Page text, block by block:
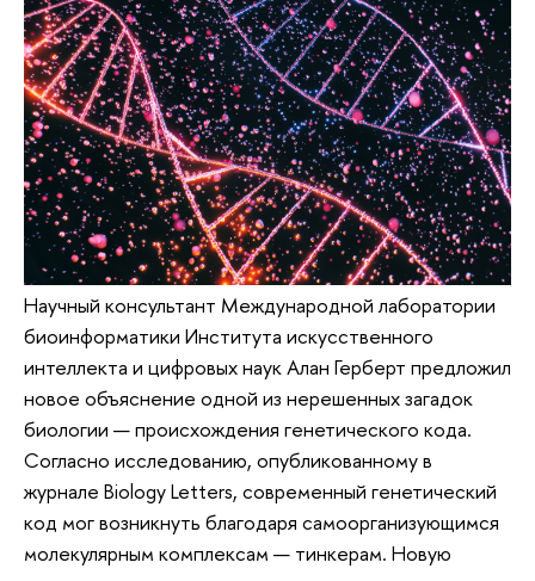
Научный консультант Международной лаборатории
биоинформатики Института искусственного
интеллекта и цифровых наук Алан Герберт предложил
новое объяснение одной из нерешенных загадок
биологии — происхождения генетического кода.
Согласно исследованию, опубликованному в
журнале Biology Letters, современный генетический
код мог возникнуть благодаря самоорганизующимся
молекулярным комплексам — тинкерам. Новую